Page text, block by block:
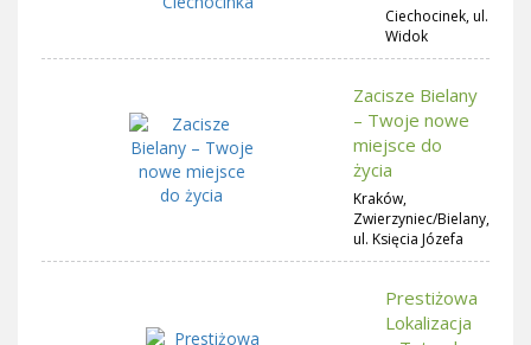
Ciechocinek, ul.
Widok
Zacisze Bielany
– Twoje nowe
miejsce do
życia
Kraków,
Zwierzyniec/Bielany,
ul. Księcia Józefa
Prestiżowa
Lokalizacja